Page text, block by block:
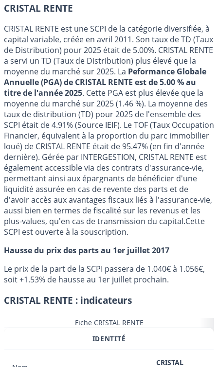
CRISTAL RENTE
CRISTAL RENTE est une SCPI de la catégorie diversifiée, à
capital variable, créée en avril 2011. Son taux de TD (Taux
de Distribution) pour 2025 était de 5.00%. CRISTAL RENTE
a servi un TD (Taux de Distribution) plus élevé que la
moyenne du marché sur 2025. La Peformance Globale
Annuelle (PGA) de CRISTAL RENTE est de 5.00 % au
titre de l'année 2025. Cette PGA est plus élevée que la
moyenne du marché sur 2025 (1.46 %). La moyenne des
taux de distribution (TD) pour 2025 de l'ensemble des
SCPI était de 4.91% (Source IEIF). Le TOF (Taux Occupation
Financier, équivalent à la proportion du parc immobilier
loué) de CRISTAL RENTE était de 95.47% (en fin d'année
dernière). Gérée par INTERGESTION, CRISTAL RENTE est
également accessible via des contrats d'assurance-vie,
permettant ainsi aux épargnants de bénéficier d'une
liquidité assurée en cas de revente des parts et de
d'avoir accès aux avantages fiscaux liés à l'assurance-vie,
aussi bien en termes de fiscalité sur les revenus et les
plus-values, qu'en cas de transmission du capital.Cette
SCPI est ouverte à la souscription.
Hausse du prix des parts au 1er juillet 2017
Le prix de la part de la SCPI passera de 1.040€ à 1.056€,
soit +1.53% de hausse au 1er juillet prochain.
CRISTAL RENTE : indicateurs
Fiche CRISTAL RENTE
IDENTITÉ
CRISTAL